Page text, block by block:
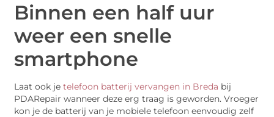
Binnen een half uur
weer een snelle
smartphone
Laat ook jetelefoon batterij vervangen in Breda bij
PDARepair wanneer deze erg traag is geworden. Vroeger
kon je de batterij van je mobiele telefoon eenvoudig zelf